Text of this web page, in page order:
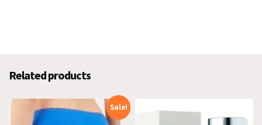
Related products
Sale!